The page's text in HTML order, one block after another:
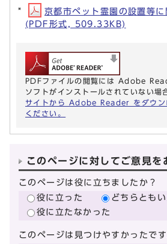
京都市ペット霊園の設置等
(PDF形式, 509.33KB)
PDFファイルの閲覧には Adobe
ソフトがインストールされていない場
サイトから Adobe Reader をダウン
ください。
このページに対してご意見を
このページは役に立ちましたか？
役に立った
どちらとも
役に立たなかった
このページは見つけやすかったです